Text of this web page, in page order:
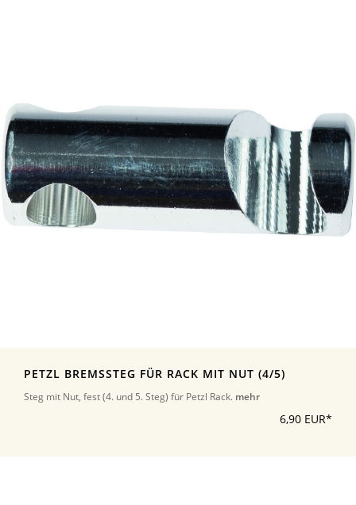
PETZL BREMSSTEG FÜR RACK MIT NUT (4/5)
Steg mit Nut, fest (4. und 5. Steg) für Petzl Rack. mehr
6,90 EUR*